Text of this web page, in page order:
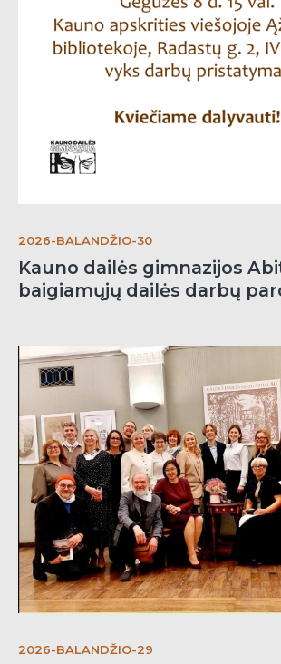
2026-BALANDŽIO-30
Kauno dailės gimnazijos
baigiamųjų dailės darbų
2026-BALANDŽIO-29